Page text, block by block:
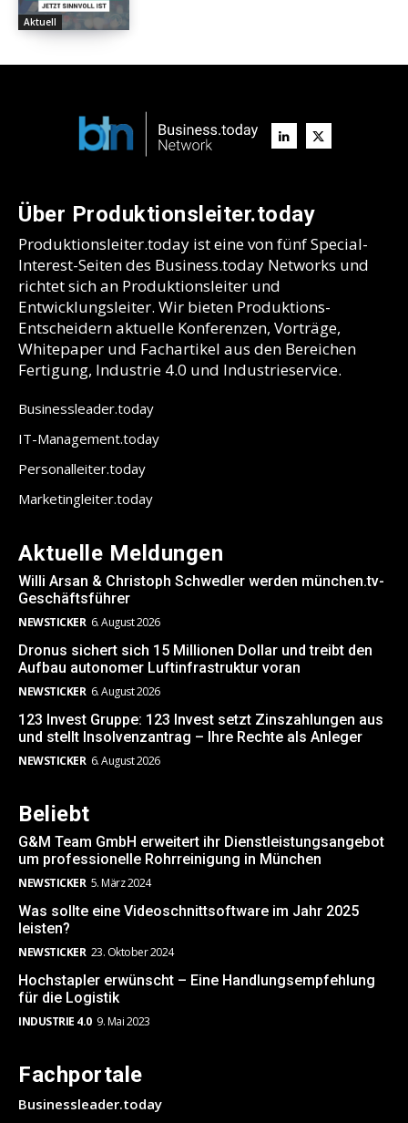
Aktuell
Über Produktionsleiter.today
Produktionsleiter.today ist eine von fünf Special-
Interest-Seiten des Business.today Networks und
richtet sich an Produktionsleiter und
Entwicklungsleiter. Wir bieten Produktions-
Entscheidern aktuelle Konferenzen, Vorträge,
Whitepaper und Fachartikel aus den Bereichen
Fertigung, Industrie 4.0 und Industrieservice.
Businessleader.today
IT-Management.today
Personalleiter.today
Marketingleiter.today
Aktuelle Meldungen
Willi Arsan & Christoph Schwedler werden münchen.tv-
Geschäftsführer
NEWSTICKER 6. August 2026
Dronus sichert sich 15 Millionen Dollar und treibt den
Aufbau autonomer Luftinfrastruktur voran
NEWSTICKER 6. August 2026
123 Invest Gruppe: 123 Invest setzt Zinszahlungen aus
und stellt Insolvenzantrag – Ihre Rechte als Anleger
NEWSTICKER 6. August 2026
Beliebt
G&M Team GmbH erweitert ihr Dienstleistungsangebot
um professionelle Rohrreinigung in München
NEWSTICKER 5. März 2024
Was sollte eine Videoschnittsoftware im Jahr 2025
leisten?
NEWSTICKER 23. Oktober 2024
Hochstapler erwünscht – Eine Handlungsempfehlung
für die Logistik
INDUSTRIE 4.0 9. Mai 2023
Fachportale
Businessleader.today